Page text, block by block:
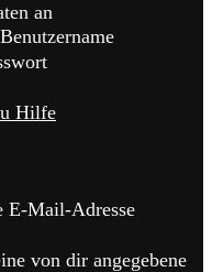
an
Hilfe
E-Mail-Adresse
von dir angegebene